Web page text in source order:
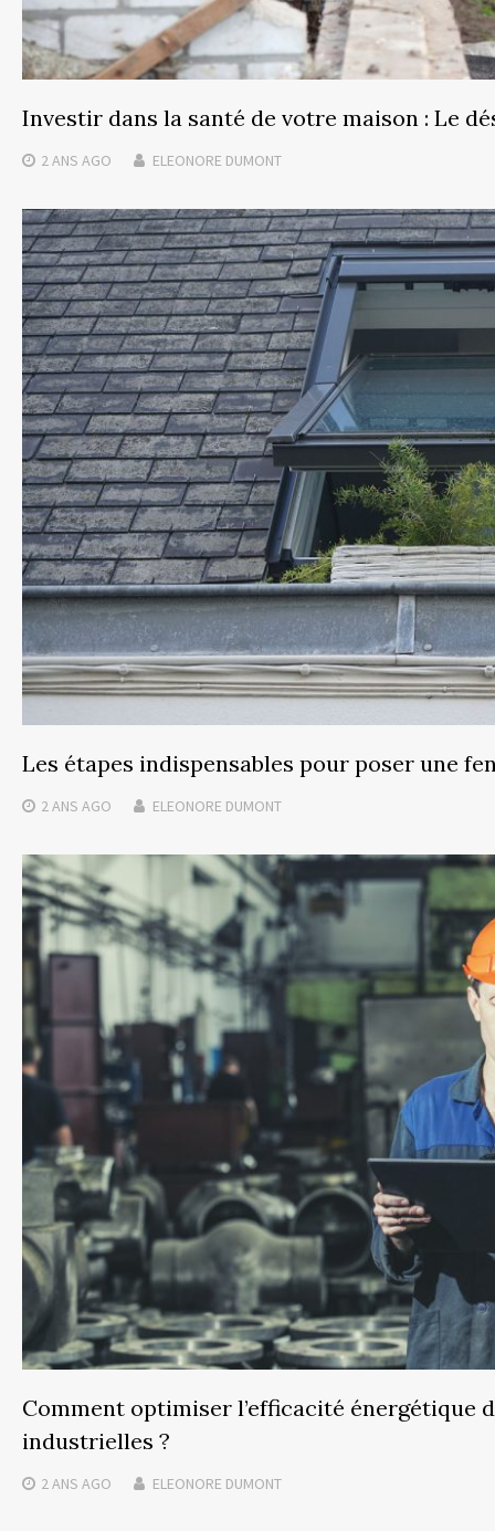
Investir dans la santé de votre maison : Le
2 ANS AGO ELEONORE DUMONT
Les étapes indispensables pour poser une
2 ANS AGO ELEONORE DUMONT
Comment optimiser l’efficacité énergétique
industrielles ?
2 ANS AGO ELEONORE DUMONT